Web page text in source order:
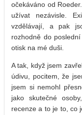
očekáváno od
užívat nezávisle.
vzdělávají, a pak
rozhodně do
otisk na mé duši.
A tak, když jsem
údivu, pocitem, že
jsem si nemohl
jako skutečné
recenze a to je to, co